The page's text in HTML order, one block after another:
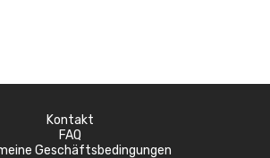
Kontakt
FAQ
Geschäftsbedingungen